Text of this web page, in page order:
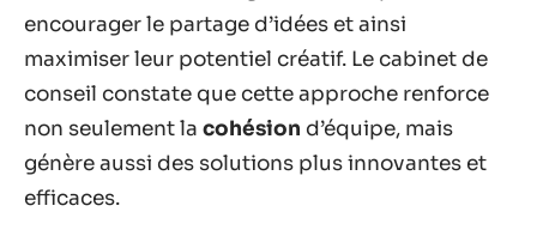
encourager le partage d’idées et ainsi
maximiser leur potentiel créatif. Le cabinet de
conseil constate que cette approche renforce
non seulement la cohésion d’équipe, mais
génère aussi des solutions plus innovantes et
efficaces.